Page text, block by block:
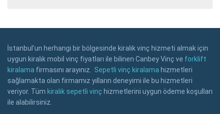
İstanbul’un herhangi bir bölgesinde kiralık vinç hizmeti almak için
uygun kiralık mobil vinç fiyatları ile bilinen Canbey Vinç ve forklift
kiralama firmasını arayınız. Sepetli vinç kiralama hizmetleri
sağlamakta olan firmamız yılların deneyimi ile bu hizmetleri
veriyor. Tüm kiralık sepetli vinç hizmetlerini uygun ödeme koşulları
ile alabilirsiniz.